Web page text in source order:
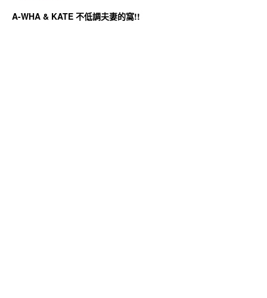
A-WHA & KATE 不低調夫妻的窩!!